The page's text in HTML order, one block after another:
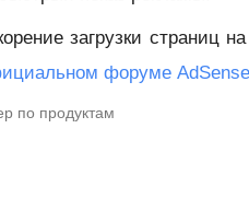
загрузки страниц
форуме AdSense
по продуктам